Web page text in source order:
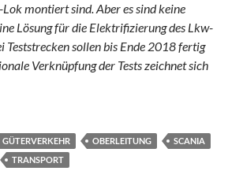
montiert sind. Aber es sind keine
Lösung für die Elektrifizierung des Lkw-
Teststrecken sollen bis Ende 2018 fertig
Verknüpfung der Tests zeichnet sich
Autobahn
GÜTERVERKEHR OBERLEITUNG
SCANIA
TRANSPORT